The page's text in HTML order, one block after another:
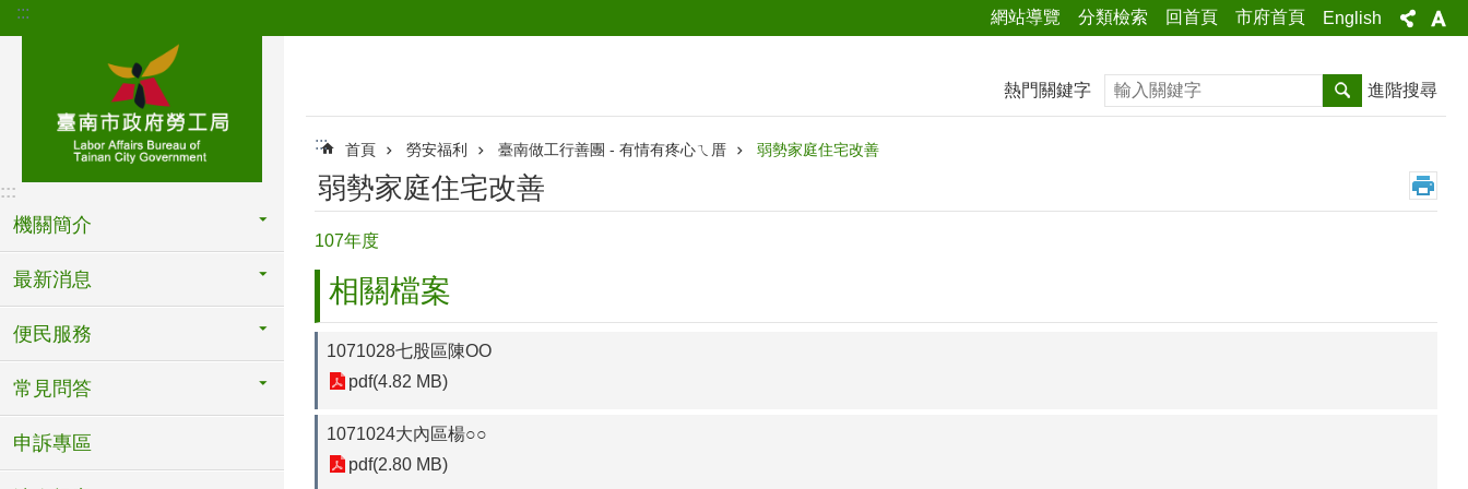
跳到主要內容區塊
::: 網站導覽 分類檢索 回首頁 市府首頁 English
:::
機關簡介
最新消息
便民服務
常見問答
申訴專區
熱門關鍵字 搜尋 進階搜尋
::: 首頁 勞安福利 臺南做工行善團 - 有情有疼心ㄟ厝 弱勢家庭住宅改善
弱勢家庭住宅改善
107年度
相關檔案
1071028七股區陳OO
pdf(4.82 MB)
1071024大內區楊○○
pdf(2.80 MB)